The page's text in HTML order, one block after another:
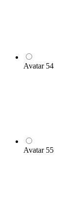
Avatar 54
Avatar 55